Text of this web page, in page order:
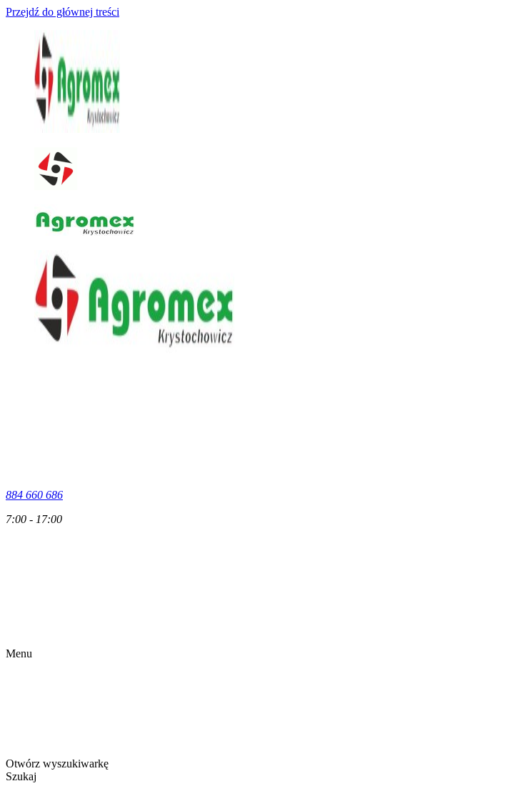
Przejdź do głównej treści
884 660 686
7:00 - 17:00
Menu
Otwórz wyszukiwarkę
Szukaj